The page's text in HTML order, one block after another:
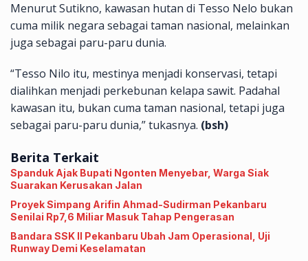
Menurut Sutikno, kawasan hutan di Tesso Nelo bukan
cuma milik negara sebagai taman nasional, melainkan
juga sebagai paru-paru dunia.
“Tesso Nilo itu, mestinya menjadi konservasi, tetapi
dialihkan menjadi perkebunan kelapa sawit. Padahal
kawasan itu, bukan cuma taman nasional, tetapi juga
sebagai paru-paru dunia,” tukasnya. (bsh)
Berita Terkait
Spanduk Ajak Bupati Ngonten Menyebar, Warga Siak
Suarakan Kerusakan Jalan
Proyek Simpang Arifin Ahmad-Sudirman Pekanbaru
Senilai Rp7,6 Miliar Masuk Tahap Pengerasan
Bandara SSK II Pekanbaru Ubah Jam Operasional, Uji
Runway Demi Keselamatan